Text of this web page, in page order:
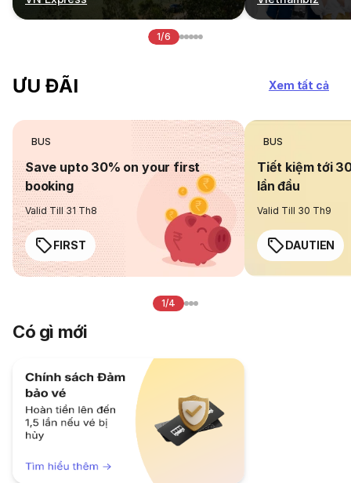
1/6
ƯU ĐÃI Xem tất cả
BUS
Save upto 30% on your first
booking
Valid Till 31 Th8
FIRST
BUS
Tiết kiệm tới
lần đầu
Valid Till 30 Th9
DAUTIEN
1/4
Có gì mới